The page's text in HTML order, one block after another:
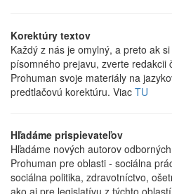
Korektúry textov
Každý z nás je omylný, a preto ak
písomného prejavu, zverte redakcii
Prohuman svoje materiály na
predtlačovú korektúru. Viac TU
Hľadáme prispievateľov
Hľadáme nových autorov
Prohuman pre oblasti - sociálna
sociálna politika, zdravotníctvo,
ako aj pre legislatívu z týchto